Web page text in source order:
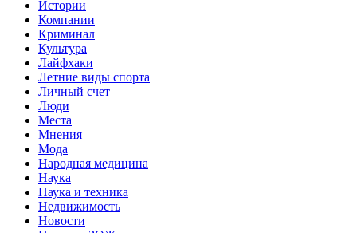
Истории
Компании
Криминал
Культура
Лайфхаки
Летние виды спорта
Личный счет
Люди
Места
Мнения
Мода
Народная медицина
Наука
Наука и техника
Недвижимость
Новости